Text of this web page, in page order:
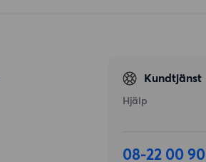
Kundtjänst
Hjälp
08-22 00 90